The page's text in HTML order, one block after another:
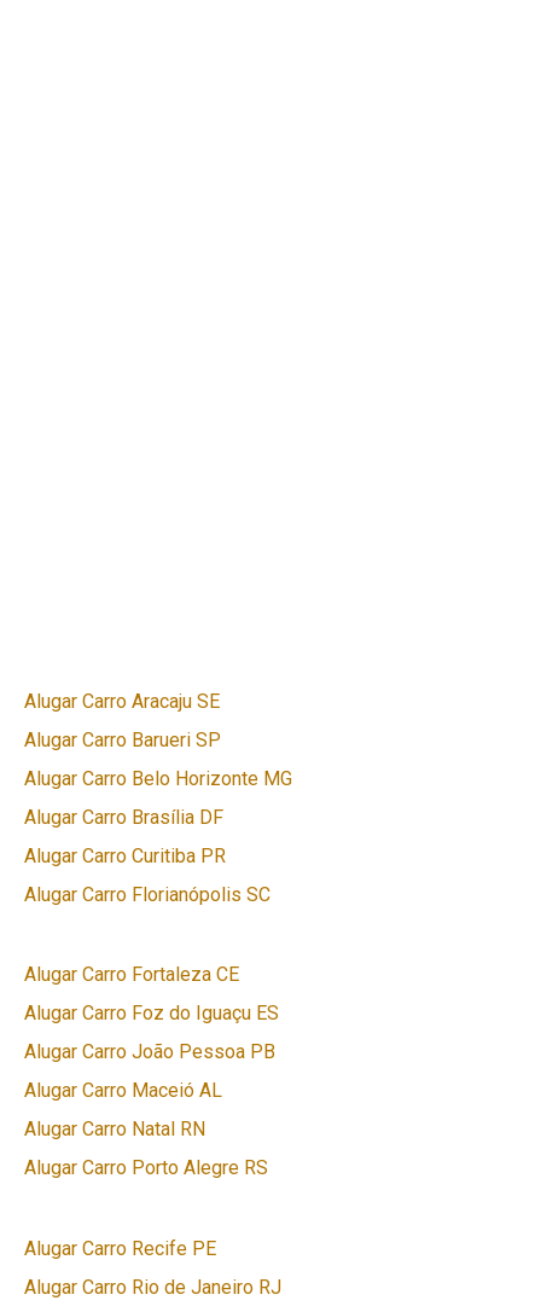
Alugar Carro Aracaju SE
Alugar Carro Barueri SP
Alugar Carro Belo Horizonte MG
Alugar Carro Brasília DF
Alugar Carro Curitiba PR
Alugar Carro Florianópolis SC
Alugar Carro Fortaleza CE
Alugar Carro Foz do Iguaçu ES
Alugar Carro João Pessoa PB
Alugar Carro Maceió AL
Alugar Carro Natal RN
Alugar Carro Porto Alegre RS
Alugar Carro Recife PE
Alugar Carro Rio de Janeiro RJ